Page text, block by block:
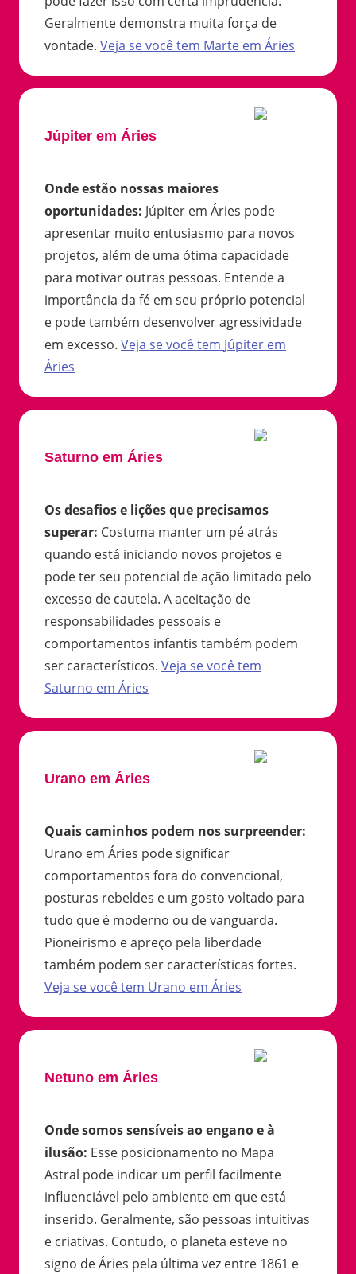
Geralmente demonstra muita força de
vontade. Veja se você tem Marte em Áries
Júpiter em Áries
Onde estão nossas maiores
oportunidades: Júpiter em Áries pode
apresentar muito entusiasmo para novos
projetos, além de uma ótima capacidade
para motivar outras pessoas. Entende a
importância da fé em seu próprio potencial
e pode também desenvolver agressividade
em excesso. Veja se você tem Júpiter em
Áries
Saturno em Áries
Os desafios e lições que precisamos
superar: Costuma manter um pé atrás
quando está iniciando novos projetos e
pode ter seu potencial de ação limitado pelo
excesso de cautela. A aceitação de
responsabilidades pessoais e
comportamentos infantis também podem
ser característicos. Veja se você tem
Saturno em Áries
Urano em Áries
Quais caminhos podem nos surpreender:
Urano em Áries pode significar
comportamentos fora do convencional,
posturas rebeldes e um gosto voltado para
tudo que é moderno ou de vanguarda.
Pioneirismo e apreço pela liberdade
também podem ser características fortes.
Veja se você tem Urano em Áries
Netuno em Áries
Onde somos sensíveis ao engano e à
ilusão: Esse posicionamento no Mapa
Astral pode indicar um perfil facilmente
influenciável pelo ambiente em que está
inserido. Geralmente, são pessoas intuitivas
e criativas. Contudo, o planeta esteve no
signo de Áries pela última vez entre 1861 e